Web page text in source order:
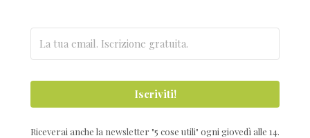
Iscriviti!
Riceverai anche la newsletter "5 cose utili" ogni giovedì alle 14.